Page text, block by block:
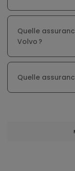
Quelle
Volvo ?
Quelle